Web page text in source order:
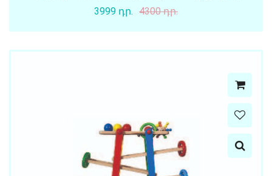
3999 դր. 4300 դր.